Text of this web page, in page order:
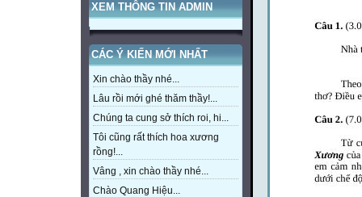
XEM THÔNG TIN ADMIN
CÁC Ý KIẾN MỚI NHẤT
Xin chào thầy nhé...
Lâu rồi mới ghé thăm thầy!...
Chúng ta cung sở thích roi, hi...
Tôi cũng rất thích hoa xương
rồng!...
Vâng , xin chào thầy nhé...
Chào Quang Hiệu...